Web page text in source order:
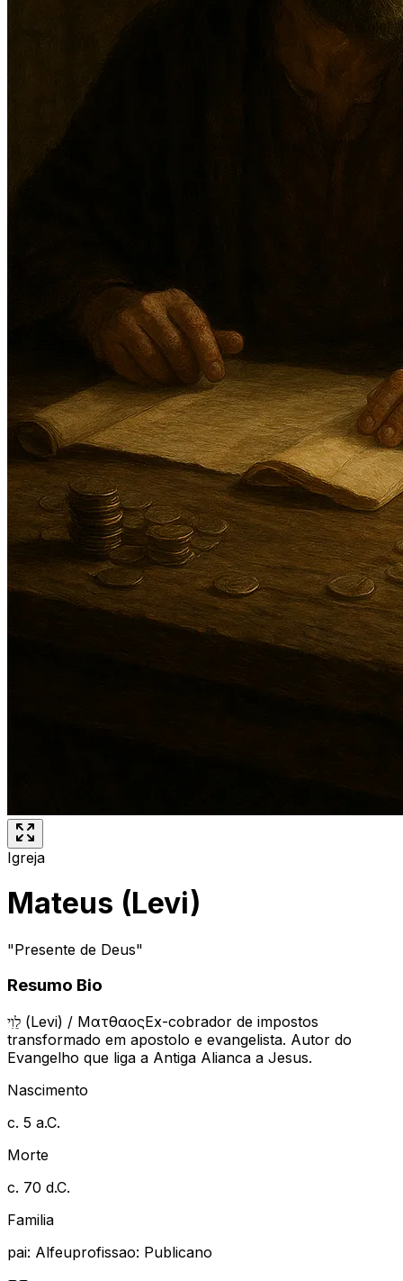
Igreja
Mateus (Levi)
"Presente de Deus"
Resumo Bio
לֵוִי (Levi) / ΜατθαῖοςEx-cobrador de impostos
transformado em apostolo e evangelista. Autor do
Evangelho que liga a Antiga Alianca a Jesus.
Nascimento
c. 5 a.C.
Morte
c. 70 d.C.
Familia
pai: Alfeuprofissao: Publicano